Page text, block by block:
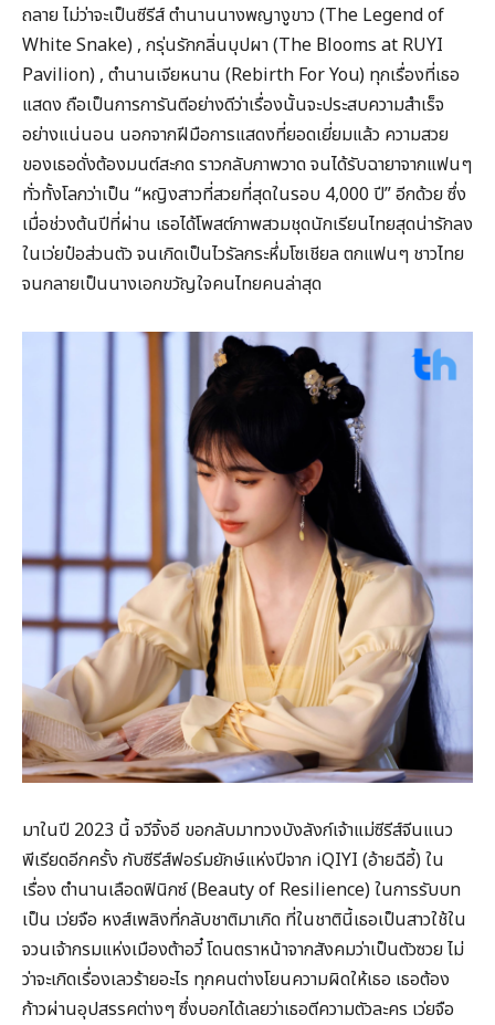
ถลาย ไม่ว่าจะเป็นซีรีส์ ตำนานนางพญางูขาว (The Legend of
White Snake) , กรุ่นรักกลิ่นบุปผา (The Blooms at RUYI
Pavilion) , ตำนานเจียหนาน (Rebirth For You) ทุกเรื่องที่เธอ
แสดง ถือเป็นการการันตีอย่างดีว่าเรื่องนั้นจะประสบความสำเร็จ
อย่างแน่นอน นอกจากฝีมือการแสดงที่ยอดเยี่ยมแล้ว ความสวย
ของเธอดั่งต้องมนต์สะกด ราวกลับภาพวาด จนได้รับฉายาจากแฟนๆ
ทั่วทั้งโลกว่าเป็น “หญิงสาวที่สวยที่สุดในรอบ 4,000 ปี” อีกด้วย ซึ่ง
เมื่อช่วงต้นปีที่ผ่าน เธอได้โพสต์ภาพสวมชุดนักเรียนไทยสุดน่ารักลง
ในเว่ยป๋อส่วนตัว จนเกิดเป็นไวรัลกระหึ่มโซเชียล ตกแฟนๆ ชาวไทย
จนกลายเป็นนางเอกขวัญใจคนไทยคนล่าสุด
มาในปี 2023 นี้ จวีจิ้งอี ขอกลับมาทวงบังลังก์เจ้าแม่ซีรีส์จีนแนว
พีเรียดอีกครั้ง กับซีรีส์ฟอร์มยักษ์แห่งปีจาก iQIYI (อ้ายฉีอี้) ใน
เรื่อง ตำนานเลือดฟินิกซ์ (Beauty of Resilience) ในการรับบท
เป็น เว่ยจือ หงส์เพลิงที่กลับชาติมาเกิด ที่ในชาตินี้เธอเป็นสาวใช้ใน
จวนเจ้ากรมแห่งเมืองต้าอวี๋ โดนตราหน้าจากสังคมว่าเป็นตัวซวย ไม่
ว่าจะเกิดเรื่องเลวร้ายอะไร ทุกคนต่างโยนความผิดให้เธอ เธอต้อง
ก้าวผ่านอุปสรรคต่างๆ ซึ่งบอกได้เลยว่าเธอตีความตัวละคร เว่ยจือ